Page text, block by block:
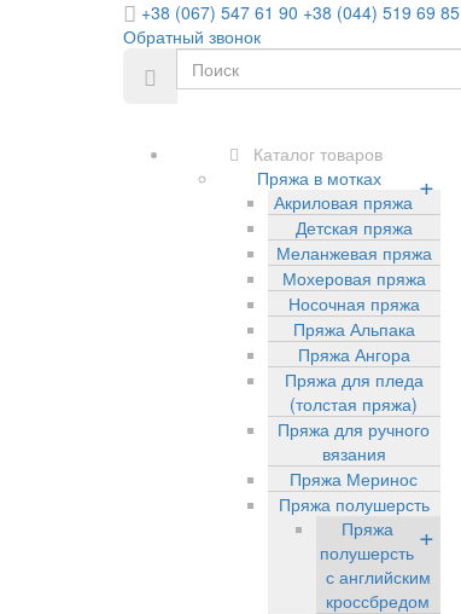
+38 (067) 547 61 90 +38 (044) 519 69 85
Обратный звонок
Каталог товаров
Пряжа в мотках
+
Акриловая пряжа
Детская пряжа
Меланжевая пряжа
Мохеровая пряжа
Носочная пряжа
Пряжа Альпака
Пряжа Ангора
Пряжа для пледа
(толстая пряжа)
Пряжа для ручного
вязания
Пряжа Меринос
Пряжа полушерсть
+
Пряжа
полушерсть
с английским
кроссбредом